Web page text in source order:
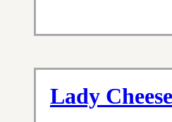
Lady Cheese